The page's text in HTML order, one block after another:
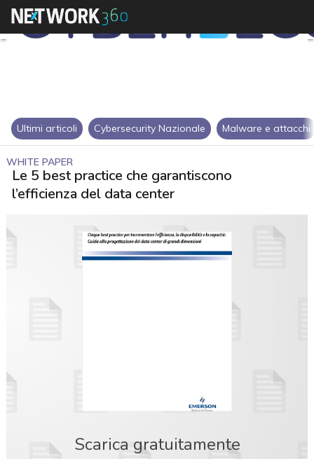
Ultimi articoli Cybersecurity Nazionale Malware e attacchi
WHITE PAPER
Le 5 best practice che garantiscono
l’efficienza del data center
Scarica gratuitamente